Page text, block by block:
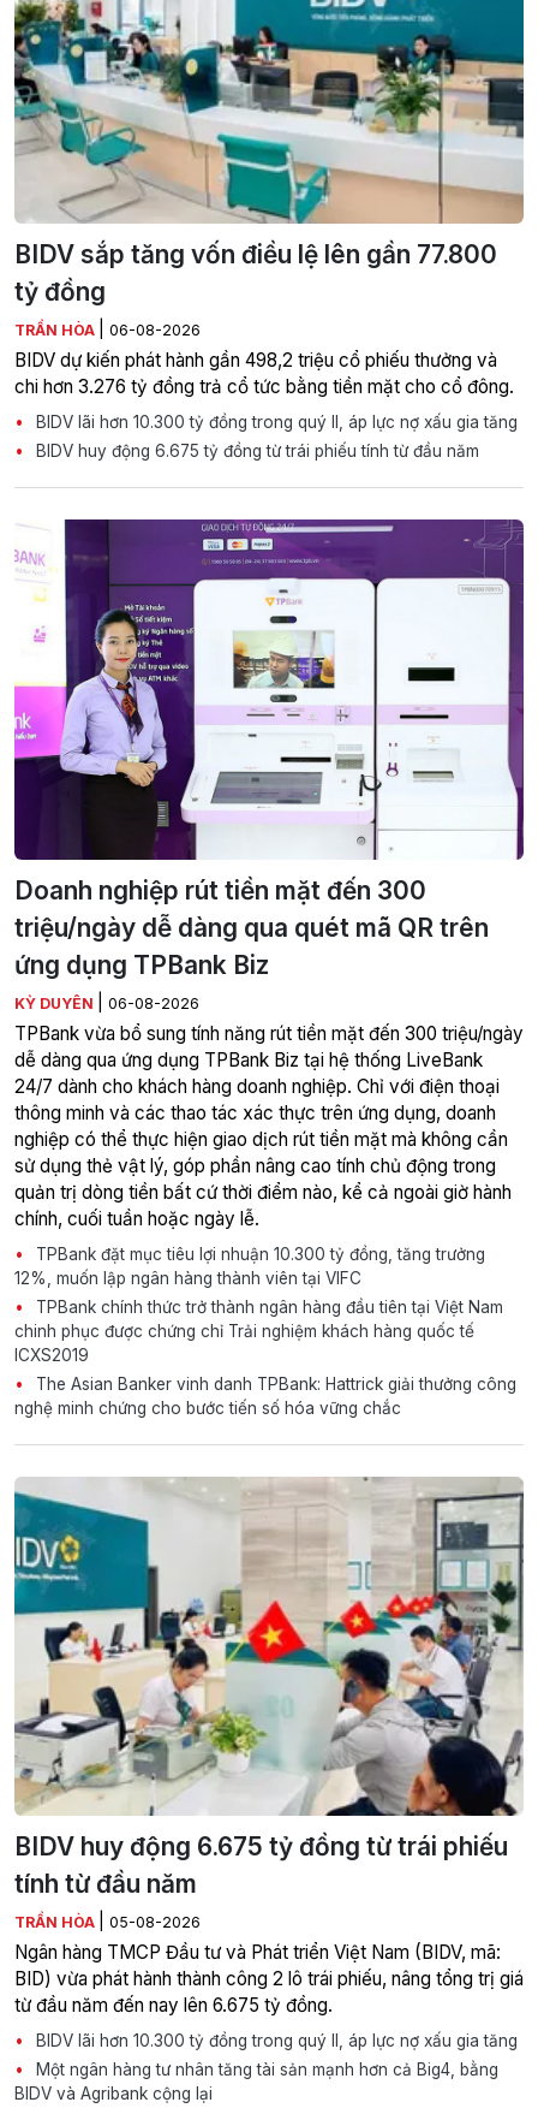
BIDV sắp tăng vốn điều lệ lên gần 77.800
tỷ đồng
TRẦN HÒA 06-08-2026
BIDV dự kiến phát hành gần 498,2 triệu cổ phiếu thưởng và
chi hơn 3.276 tỷ đồng trả cổ tức bằng tiền mặt cho cổ đông.
BIDV lãi hơn 10.300 tỷ đồng trong quý II, áp lực nợ xấu gia tăng
BIDV huy động 6.675 tỷ đồng từ trái phiếu tính từ đầu năm
Doanh nghiệp rút tiền mặt đến 300
triệu/ngày dễ dàng qua quét mã QR trên
ứng dụng TPBank Biz
KỲ DUYÊN 06-08-2026
TPBank vừa bổ sung tính năng rút tiền mặt đến 300 triệu/ngày
dễ dàng qua ứng dụng TPBank Biz tại hệ thống LiveBank
24/7 dành cho khách hàng doanh nghiệp. Chỉ với điện thoại
thông minh và các thao tác xác thực trên ứng dụng, doanh
nghiệp có thể thực hiện giao dịch rút tiền mặt mà không cần
sử dụng thẻ vật lý, góp phần nâng cao tính chủ động trong
quản trị dòng tiền bất cứ thời điểm nào, kể cả ngoài giờ hành
chính, cuối tuần hoặc ngày lễ.
TPBank đặt mục tiêu lợi nhuận 10.300 tỷ đồng, tăng trưởng
12%, muốn lập ngân hàng thành viên tại VIFC
TPBank chính thức trở thành ngân hàng đầu tiên tại Việt Nam
chinh phục được chứng chỉ Trải nghiệm khách hàng quốc tế
ICXS2019
The Asian Banker vinh danh TPBank: Hattrick giải thưởng công
nghệ minh chứng cho bước tiến số hóa vững chắc
BIDV huy động 6.675 tỷ đồng từ trái phiếu
tính từ đầu năm
TRẦN HÒA 05-08-2026
Ngân hàng TMCP Đầu tư và Phát triển Việt Nam (BIDV, mã:
BID) vừa phát hành thành công 2 lô trái phiếu, nâng tổng trị giá
từ đầu năm đến nay lên 6.675 tỷ đồng.
BIDV lãi hơn 10.300 tỷ đồng trong quý II, áp lực nợ xấu gia tăng
Một ngân hàng tư nhân tăng tài sản mạnh hơn cả Big4, bằng
BIDV và Agribank cộng lại